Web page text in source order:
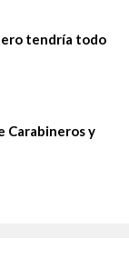
tendría todo
Carabineros y